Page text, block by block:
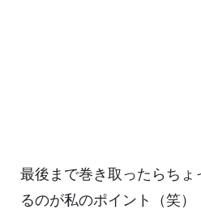
最後まで巻き取ったらちょ
るのが私のポイント（笑）